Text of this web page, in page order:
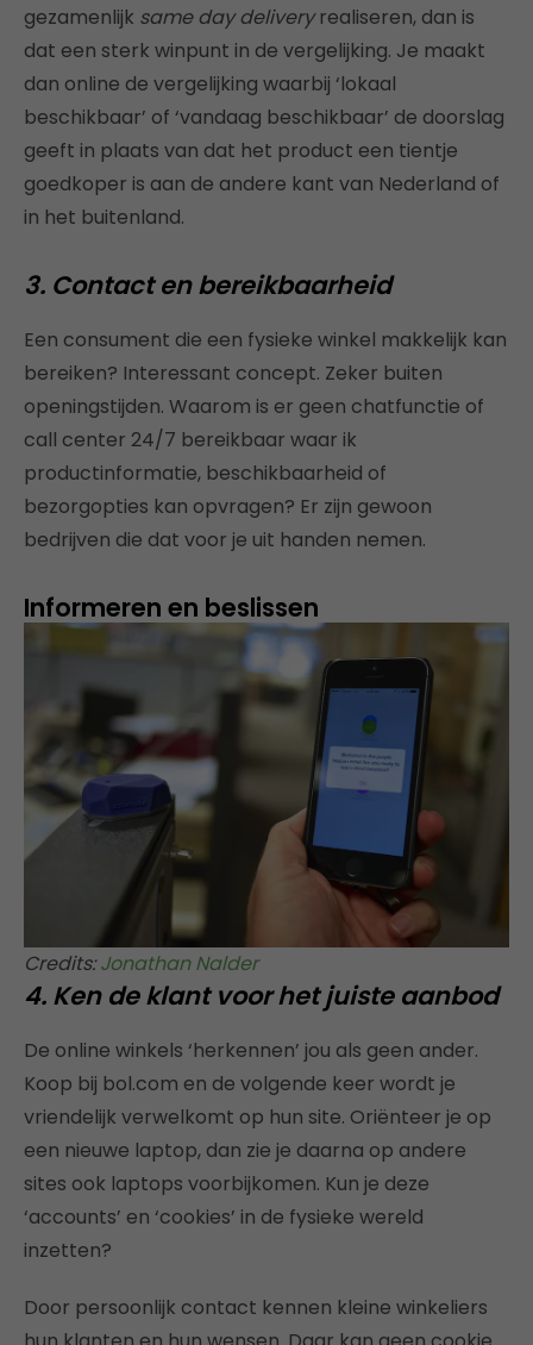
gezamenlijk same day deliveryrealiseren, dan is
dat een sterk winpunt in de vergelijking. Je maakt
dan online de vergelijking waarbij ‘lokaal
beschikbaar’ of ‘vandaag beschikbaar’ de doorslag
geeft in plaats van dat het product een tientje
goedkoper is aan de andere kant van Nederland of
in het buitenland.
3. Contact en bereikbaarheid
Een consument die een fysieke winkel makkelijk kan
bereiken? Interessant concept. Zeker buiten
openingstijden. Waarom is er geen chatfunctie of
call center 24/7 bereikbaar waar ik
productinformatie, beschikbaarheid of
bezorgopties kan opvragen? Er zijn gewoon
bedrijven die dat voor je uit handen nemen.
Informeren en beslissen
Credits:Jonathan Nalder
4. Ken de klant voor het juiste aanbod
De online winkels ‘herkennen’ jou als geen ander.
Koop bij bol.com en de volgende keer wordt je
vriendelijk verwelkomt op hun site. Oriënteer je op
een nieuwe laptop, dan zie je daarna op andere
sites ook laptops voorbijkomen. Kun je deze
‘accounts’ en ‘cookies’ in de fysieke wereld
inzetten?
Door persoonlijk contact kennen kleine winkeliers